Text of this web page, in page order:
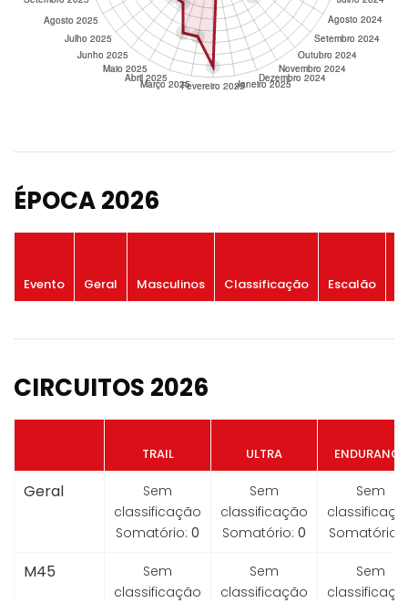
ÉPOCA 2026
Evento Geral Masculinos Classificação Escalão
CIRCUITOS 2026
TRAIL ULTRA ENDURANCE
Geral
Sem
classificação
Somatório: 0
Sem
classificação
Somatório: 0
Sem
Somatório:
M45
Sem
classificação
Sem
classificação
Sem